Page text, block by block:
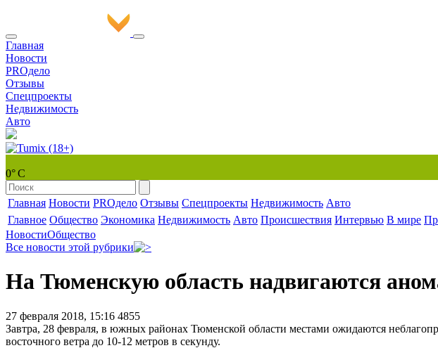
Главная
Новости
PROдело
Отзывы
Спецпроекты
Недвижимость
Авто
0° С
Главная Новости PROдело Отзывы Спецпроекты Недвижимость Авто
Главное Общество Экономика Недвижимость Авто Происшествия Интервью В мире
НовостиОбщество
Все новости этой рубрики
На Тюменскую область надвигаются
27 февраля 2018, 15:16 4855
Завтра, 28 февраля, в южных районах Тюменской области местами ожидаются
восточного ветра до 10-12 метров в секунду.